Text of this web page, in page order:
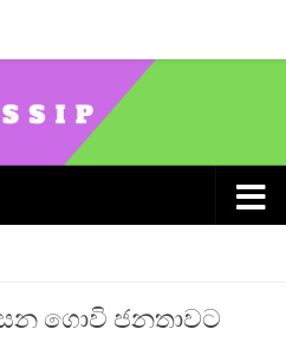
ගොවි ජනතාවට